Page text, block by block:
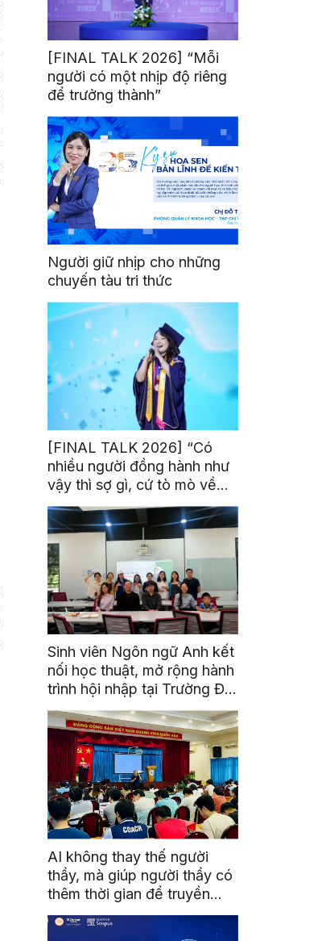
[FINAL TALK 2026] “Mỗi
người có một nhịp độ riêng
để trưởng thành”
Người giữ nhịp cho những
chuyến tàu tri thức
[FINAL TALK 2026] “Có
nhiều người đồng hành như
vậy thì sợ gì, cứ tò mò về
thế giới thôi”
Sinh viên Ngôn ngữ Anh kết
nối học thuật, mở rộng hành
trình hội nhập tại Trường Đại
học Quốc gia Malaysia
AI không thay thế người
thầy, mà giúp người thầy có
thêm thời gian để truyền
cảm hứng